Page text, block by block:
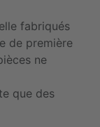
fabriqués
de première
ne
que des